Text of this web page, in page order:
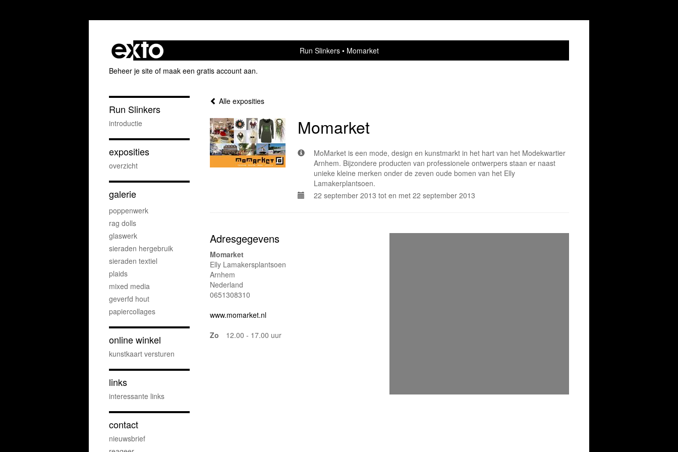
Run Slinkers
Momarket
Beheer je site of maak een gratis account aan.
Alle exposities
Momarket
MoMarket is een mode, design en kunstmarkt in het hart van het Modekwartier
Arnhem. Bijzondere producten van professionele ontwerpers staan er naast
unieke kleine merken onder de zeven oude bomen van het Elly
Lamakerplantsoen.
22 september 2013 tot en met 22 september 2013
Adresgegevens
Momarket
Elly Lamakersplantsoen
Arnhem
Nederland
0651308310
www.momarket.nl
Zo
12.00 - 17.00 uur
Run Slinkers
introductie
exposities
overzicht
galerie
poppenwerk
rag dolls
glaswerk
sieraden hergebruik
sieraden textiel
plaids
mixed media
geverfd hout
papiercollages
online winkel
kunstkaart versturen
links
interessante links
contact
nieuwsbrief